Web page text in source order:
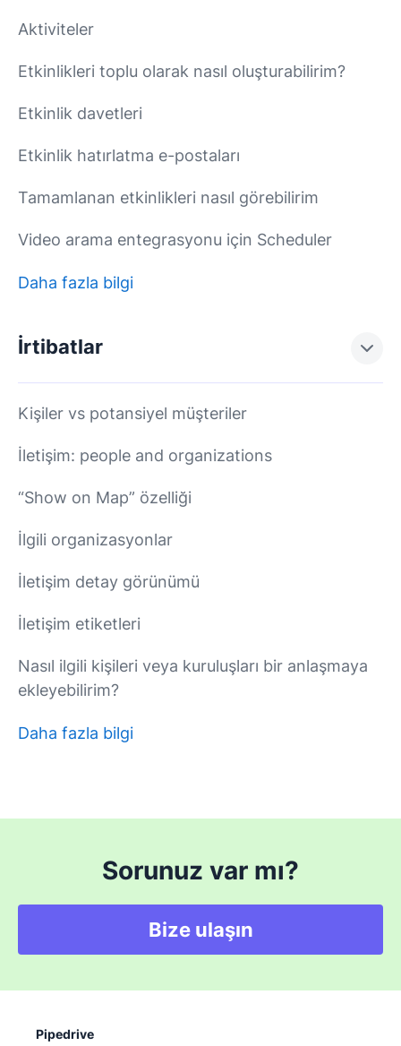
Aktiviteler
Etkinlikleri toplu olarak nasıl oluşturabilirim?
Etkinlik davetleri
Etkinlik hatırlatma e-postaları
Tamamlanan etkinlikleri nasıl görebilirim
Video arama entegrasyonu için Scheduler
Daha fazla bilgi
İrtibatlar
Kişiler vs potansiyel müşteriler
İletişim: people and organizations
“Show on Map” özelliği
İlgili organizasyonlar
İletişim detay görünümü
İletişim etiketleri
Nasıl ilgili kişileri veya kuruluşları bir anlaşmaya
ekleyebilirim?
Daha fazla bilgi
Sorunuz var mı?
Bize ulaşın
Pipedrive